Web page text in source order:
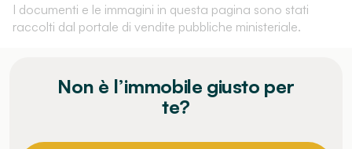
I documenti e le immagini in questa pagina sono stati
raccolti dal portale di vendite pubbliche ministeriale.
Non è l’immobile giusto per
te?